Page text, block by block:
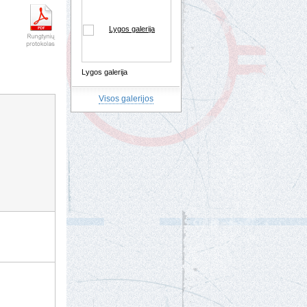
Lygos galerija
Visos galerijos